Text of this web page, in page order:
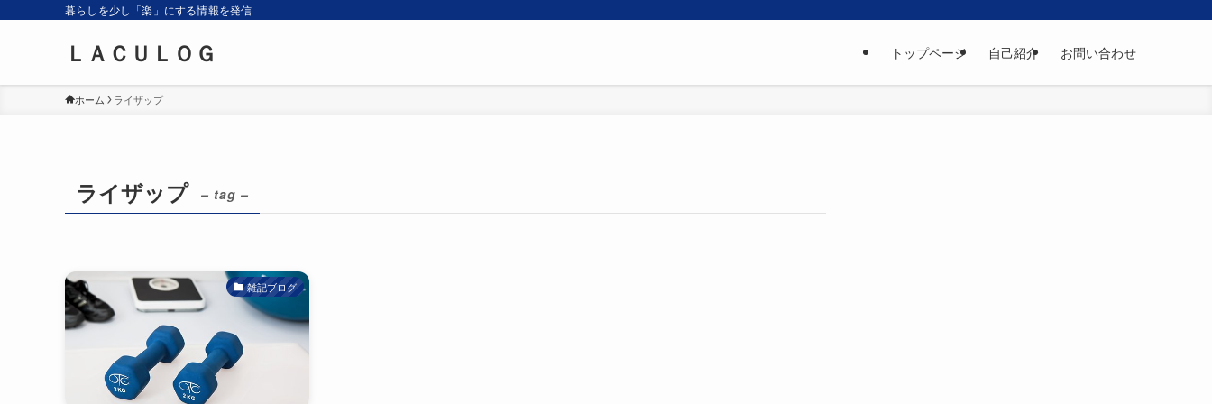
暮らしを少し「楽」にする情報を発信
ＬＡＣＵＬＯＧ トップページ 自己紹介 お問い合わせ
ホーム ライザップ
ライザップ – tag –
雑記ブログ